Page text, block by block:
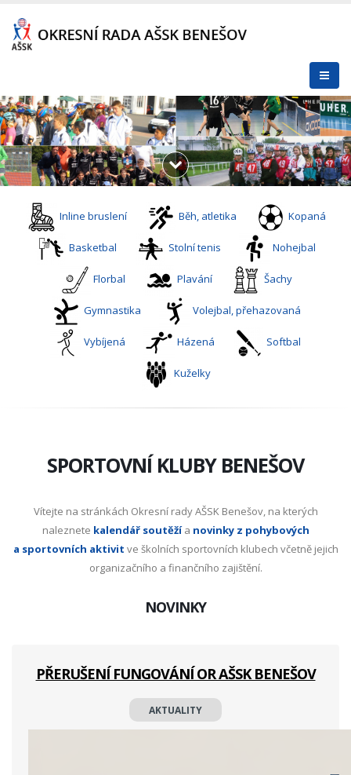
Inline bruslení Běh, atletika Kopaná
Basketbal Stolní tenis Nohejbal
Florbal Plavání Šachy
Gymnastika Volejbal, přehazovaná
Vybíjená Házená Softbal
Kuželky
SPORTOVNÍ KLUBY BENEŠOV
Vítejte na stránkách Okresní rady AŠSK Benešov, na kterých
naleznete kalendář soutěžía novinky z pohybových
a sportovních aktivit ve školních sportovních klubech včetně jejich
organizačního a finančního zajištění.
NOVINKY
PŘERUŠENÍ FUNGOVÁNÍ OR AŠSK BENEŠOV
AKTUALITY